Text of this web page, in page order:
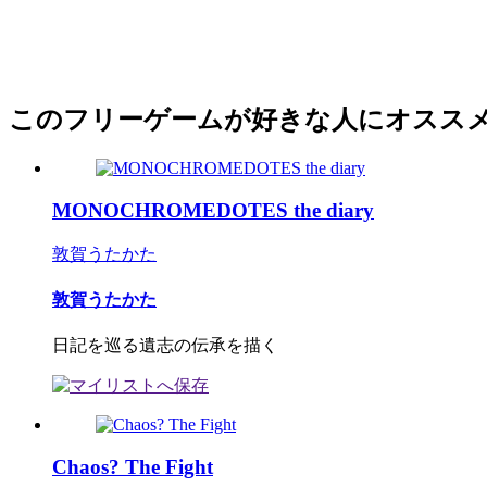
このフリーゲームが好きな人にオスス
MONOCHROMEDOTES the diary
敦賀うたかた
敦賀うたかた
日記を巡る遺志の伝承を描く
Chaos? The Fight